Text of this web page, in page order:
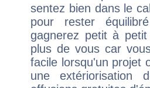
sentez bien dans le
pour rester
gagnerez petit à
plus de vous car
facile lorsqu'un projet
une extériorisation